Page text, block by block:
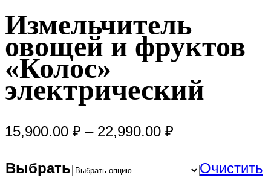
Измельчитель
овощей и фруктов
«Колос»
электрический
15,900.00 ₽ – 22,990.00 ₽
Выбрать
Очистить